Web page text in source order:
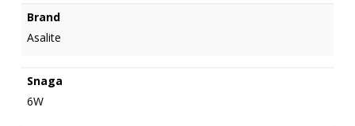
Brand
Asalite
Snaga
6W